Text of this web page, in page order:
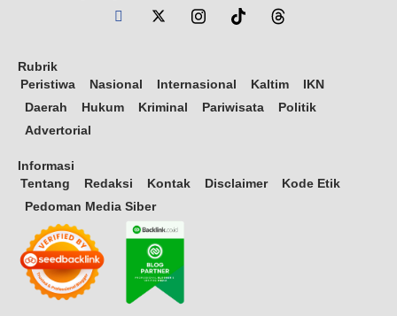
Rubrik
Peristiwa
Nasional Internasional Kaltim
IKN
Daerah
Hukum Kriminal Pariwisata
Politik
Advertorial
Informasi
Tentang
Redaksi Kontak Disclaimer
Kode Etik
Pedoman Media Siber